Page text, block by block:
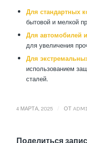
Для стандартных
бытовой и мелкой
Для автомобилей
для увеличения
Для
использованием
сталей.
4 МАРТА, 2025 ОТ
Поделиться